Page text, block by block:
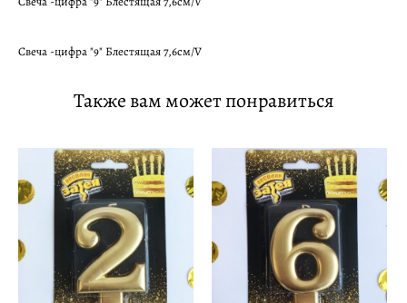
Свеча -цифра "9" Блестящая 7,6см/V
Также вам может понравиться